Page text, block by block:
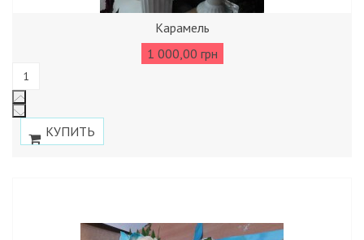
Карамель
1 000,00 грн